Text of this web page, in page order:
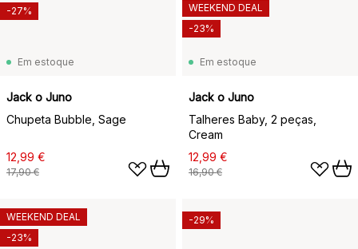
Em estoque
Jack o Juno
Chupeta Bubble, Sage
12,99 €
17,90 €
-27%
Em estoque
Jack o Juno
Talheres Baby, 2 peças,
Cream
12,99 €
16,90 €
WEEKEND DEAL
-23%
WEEKEND DEAL
-23%
-29%